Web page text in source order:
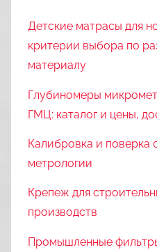
Детские матрасы для
критерии выбора по
материалу
Глубиномеры
ГМЦ: каталог и цены,
Калибровка и поверка
метрологии
Крепеж для
производств
Промышленные